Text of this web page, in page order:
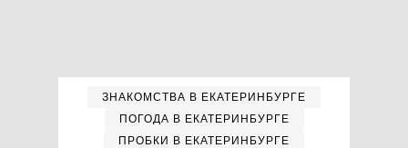
ЗНАКОМСТВА В ЕКАТЕРИНБУРГЕ
ПОГОДА В ЕКАТЕРИНБУРГЕ
ПРОБКИ В ЕКАТЕРИНБУРГЕ